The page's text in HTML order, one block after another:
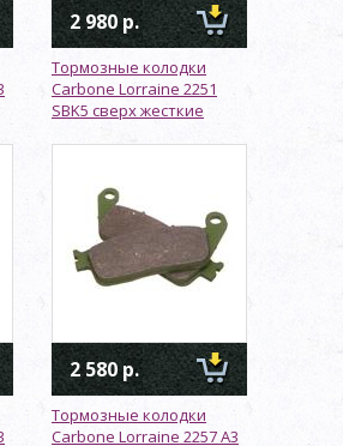
2 980 р.
Тормозные колодки
Carbone Lorraine 2251
SBK5 сверх жесткие
2 580 р.
Тормозные колодки
Carbone Lorraine 2257 A3